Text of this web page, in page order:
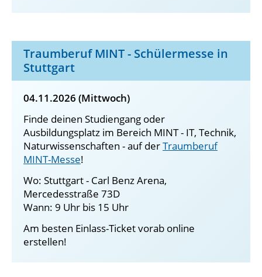
Traumberuf MINT - Schülermesse in
Stuttgart
04.11.2026 (Mittwoch)
Finde deinen Studiengang oder
Ausbildungsplatz im Bereich MINT - IT, Technik,
Naturwissenschaften - auf derTraumberuf
MINT-Messe!
Wo: Stuttgart - Carl Benz Arena,
Mercedesstraße 73D
Wann: 9 Uhr bis 15 Uhr
Am besten Einlass-Ticket vorab online
erstellen!